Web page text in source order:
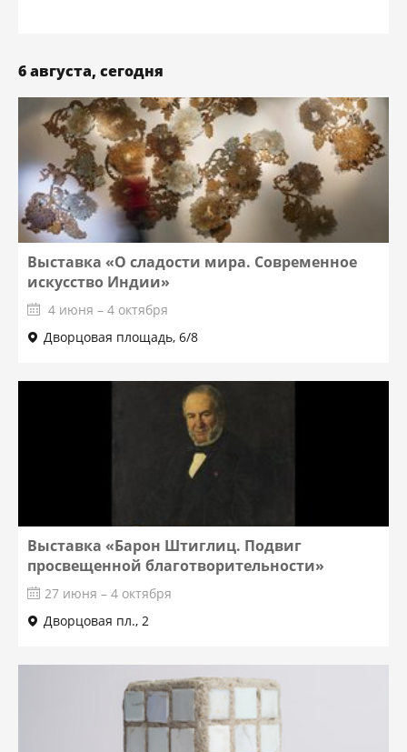
6 августа, сегодня
Выставка «О сладости мира. Современное
искусство Индии»
4 июня – 4 октября
Дворцовая площадь, 6/8
Выставка «Барон Штиглиц. Подвиг
просвещенной благотворительности»
27 июня – 4 октября
Дворцовая пл., 2